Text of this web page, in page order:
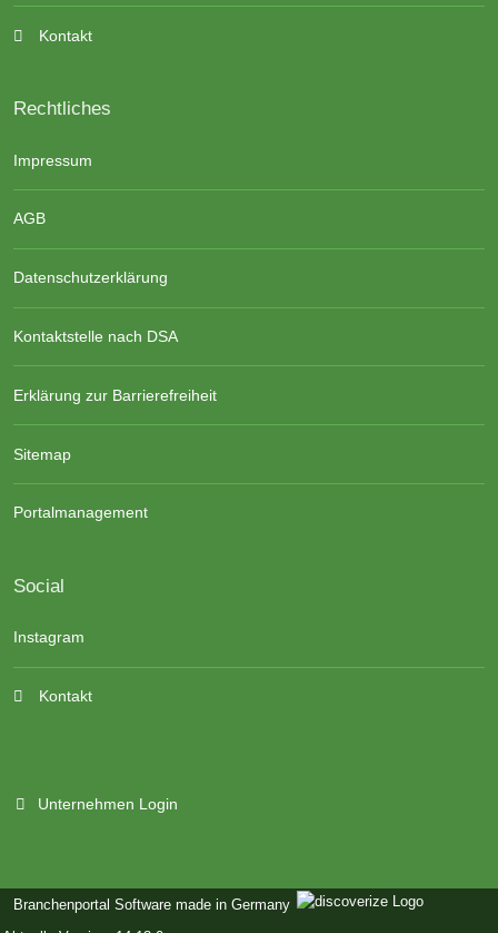
Kontakt
Rechtliches
Impressum
AGB
Datenschutzerklärung
Kontaktstelle nach DSA
Erklärung zur Barrierefreiheit
Sitemap
Portalmanagement
Social
Instagram
Kontakt
Unternehmen Login
Branchenportal Software made in Germany